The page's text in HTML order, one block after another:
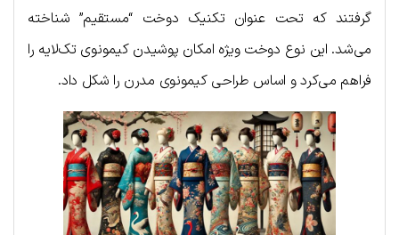
گرفتند که تحت عنوان تکنیک دوخت “مستقیم” شناخته
می‌شد. این نوع دوخت ویژه امکان پوشیدن کیمونوی تک‌لایه را
فراهم می‌کرد و اساس طراحی کیمونوی مدرن را شکل داد.